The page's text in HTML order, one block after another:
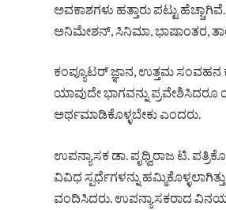
ಅವಕಾಶಗಳು ಹತ್ತಾರು ಪಟ್ಟು
ಅನಿಮೇಶನ್, ಸಿನಿಮಾ, ಭಾಷಾಂತರ,
ಕಂಪ್ಯೂಟರ್ ಜ್ಞಾನ, ಉತ್ತಮ
ಯಾವುದೇ ಭಾಗವನ್ನು
ಅರ್ಥಮಾಡಿಕೊಳ್ಳಬೇಕು ಎಂದರು.
ಉಪನ್ಯಾಸಕ ಡಾ. ಪೃಥ್ವಿರಾಜ ಟಿ.
ವಿವಿಧ ಸ್ಪರ್ಧೆಗಳನ್ನು
ವಂದಿಸಿದರು. ಉಪನ್ಯಾಸಕರಾದ